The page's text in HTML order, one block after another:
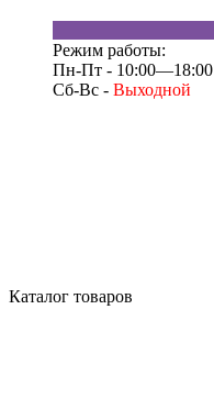
Режим работы:
Пн-Пт - 10:00—18:00
Сб-Вс - Выходной
Каталог товаров